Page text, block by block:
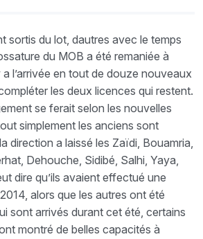
sortis du lot, dautres avec le temps
du MOB a été remaniée à
l’arrivée en tout de douze nouveaux
les deux licences qui restent.
se ferait selon les nouvelles
simplement les anciens sont
direction a laissé les Zaïdi, Bouamria,
Dehouche, Sidibé, Salhi, Yaya,
dire qu’ils avaient effectué une
alors que les autres ont été
sont arrivés durant cet été, certains
montré de belles capacités à